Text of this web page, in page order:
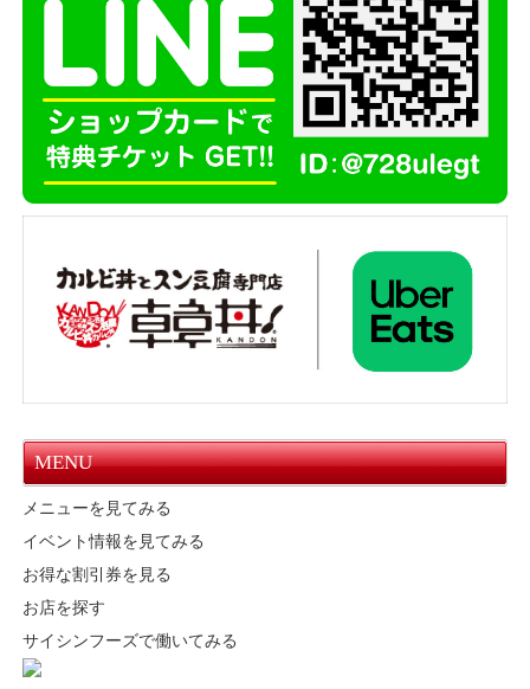
MENU
メニューを見てみる
イベント情報を見てみる
お得な割引券を見る
お店を探す
サイシンフーズで働いてみる